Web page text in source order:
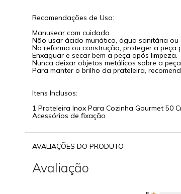
Recomendações de Uso:
Manusear com cuidado.
Não usar ácido muriático, água sanitária
Na reforma ou construção, proteger a peça
Enxaguar e secar bem a peça após limpeza.
Nunca deixar objetos metálicos sobre a
Para manter o brilho da prateleira,
Itens Inclusos:
1 Prateleira Inox Para Cozinha Gourmet 50
Acessórios de fixação
AVALIAÇÕES DO PRODUTO
Avaliação